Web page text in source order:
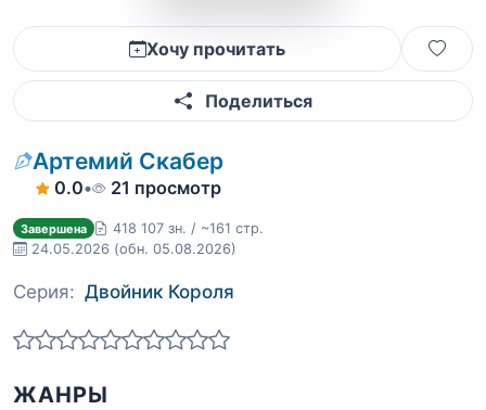
Хочу прочитать
Поделиться
Артемий Скабер
0.0• 21 просмотр
Завершена
418 107 зн. / ~161 стр.
24.05.2026 (обн. 05.08.2026)
Серия: Двойник Короля
ЖАНРЫ